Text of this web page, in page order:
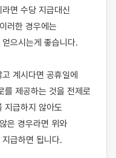
면 수당 지급대신
러한 경우에는
으시는게 좋습니다.
계시다면 공휴일에
를 제공하는 것을 전제로
지급하지 않아도
은 경우라면 위와
급하면 됩니다.